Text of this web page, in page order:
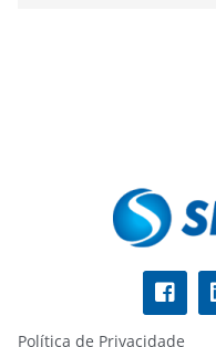
Política de Privacidade